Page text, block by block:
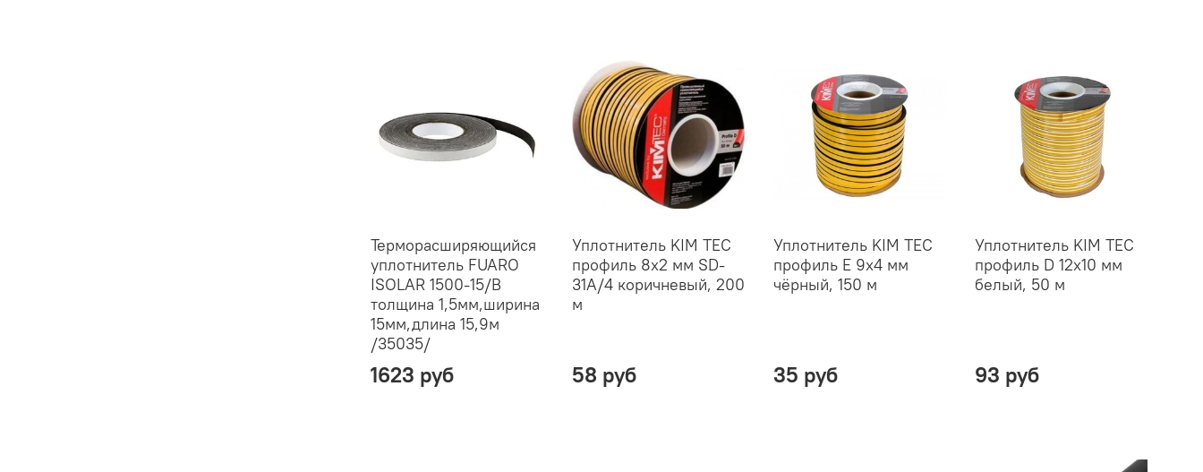
Терморасширяющийся
уплотнитель FUARO
ISOLAR 1500-15/B
толщина 1,5мм,ширина
15мм,длина 15,9м
/35035/
1623 руб
Уплотнитель KIM TEC
профиль 8х2 мм SD-
31A/4 коричневый, 200
м
58 руб
Уплотнитель KIM TEC
профиль E 9х4 мм
чёрный, 150 м
35 руб
Уплотнитель KIM TEC
профиль D 12х10 мм
белый, 50 м
93 руб